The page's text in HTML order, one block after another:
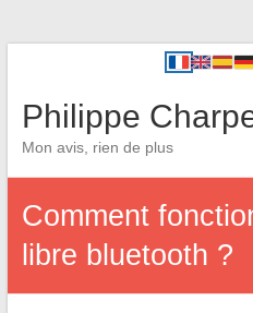
Philippe
Mon avis, rien de plus
Comment
libre bluetooth ?